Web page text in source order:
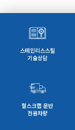
스테인리스스틸
기술상담
철스크랩 운반
전용차량